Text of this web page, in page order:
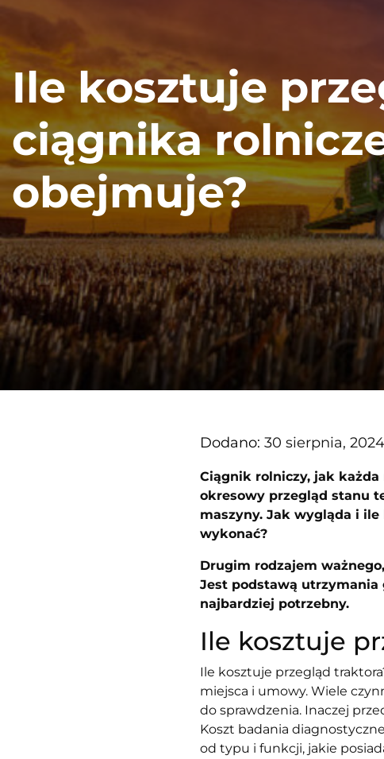
Ile kosztuje
ciągnika
obejmuje?
Dodano: 30 sierpnia, 2024
Ciągnik rolniczy, jak
okresowy przegląd stanu
maszyny. Jak wygląda i
wykonać?
Drugim rodzajem
Jest podstawą
najbardziej potrzebny.
Ile kosztuje
Ile kosztuje przegląd
miejsca i umowy. Wiele
do sprawdzenia. Inaczej
Koszt badania
od typu i funkcji, jakie